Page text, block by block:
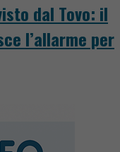
dal Tovo: il
l’allarme per